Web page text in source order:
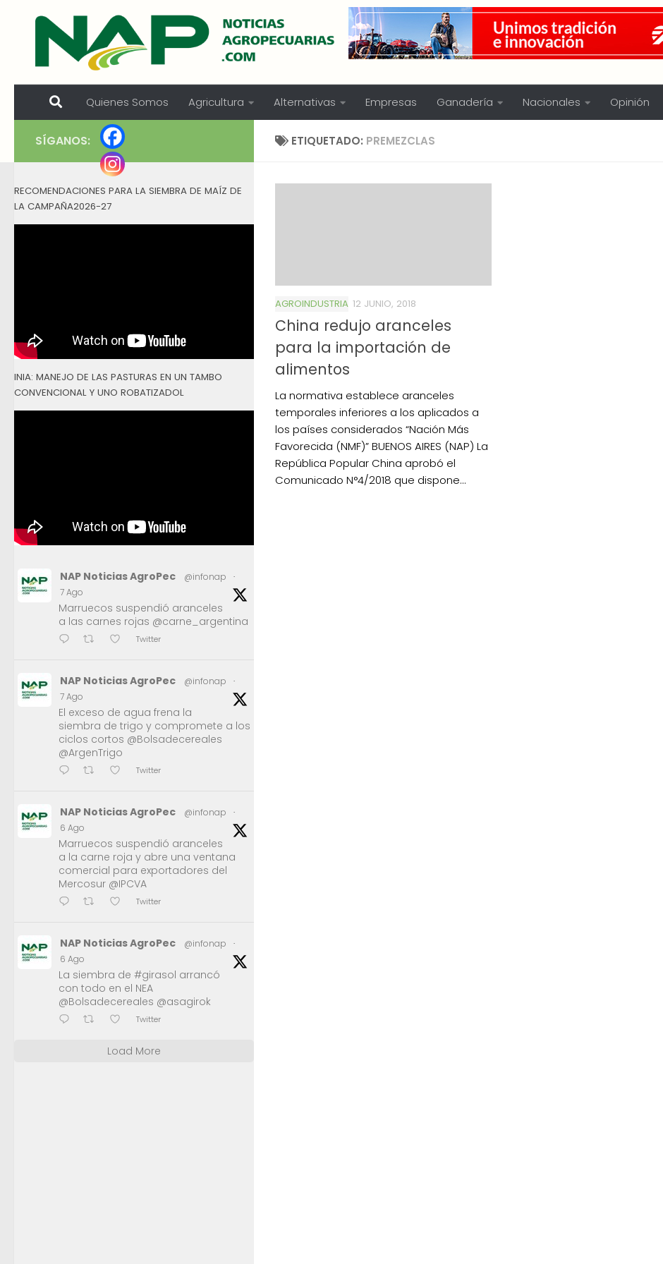
Skip to content
Quienes Somos Agricultura Alternativas Empresas Ganadería Nacionales Opinión
ETIQUETADO: PREMEZCLAS
AGROINDUSTRIA 12 JUNIO, 2018
China redujo aranceles
para la importación de
alimentos
La normativa establece aranceles
temporales inferiores a los aplicados a
los países considerados “Nación Más
Favorecida (NMF)” BUENOS AIRES (NAP) La
República Popular China aprobó el
Comunicado N°4/2018 que dispone...
SÍGANOS:
RECOMENDACIONES PARA LA SIEMBRA DE MAÍZ DE
LA CAMPAÑA2026-27
INIA: MANEJO DE LAS PASTURAS EN UN TAMBO
CONVENCIONAL Y UNO ROBATIZADOL
NAP Noticias AgroPec @infonap
·
7 Ago
Marruecos suspendió aranceles
a las carnes rojas @carne_argentina
Twitter
NAP Noticias AgroPec @infonap
·
7 Ago
El exceso de agua frena la
siembra de trigo y compromete a los
ciclos cortos @Bolsadecereales
@ArgenTrigo
Twitter
NAP Noticias AgroPec @infonap
·
6 Ago
Marruecos suspendió aranceles
a la carne roja y abre una ventana
comercial para exportadores del
Mercosur @IPCVA
Twitter
NAP Noticias AgroPec @infonap
·
6 Ago
La siembra de #girasol arrancó
con todo en el NEA
@Bolsadecereales @asagirok
Twitter
Load More